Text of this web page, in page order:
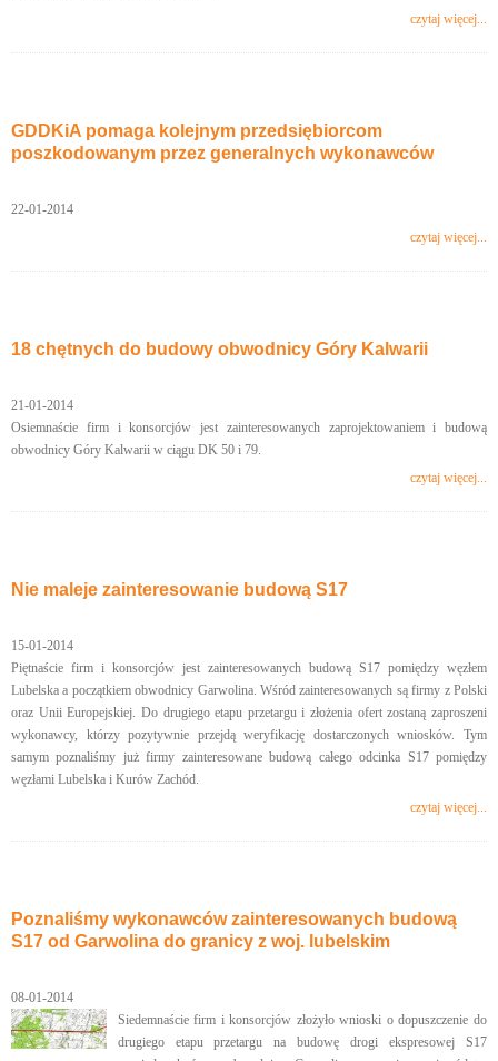
czytaj więcej...
GDDKiA pomaga kolejnym przedsiębiorcom
poszkodowanym przez generalnych wykonawców
22-01-2014
czytaj więcej...
18 chętnych do budowy obwodnicy Góry Kalwarii
21-01-2014
Osiemnaście firm i konsorcjów jest zainteresowanych zaprojektowaniem i budową
obwodnicy Góry Kalwarii w ciągu DK 50 i 79.
czytaj więcej...
Nie maleje zainteresowanie budową S17
15-01-2014
Piętnaście firm i konsorcjów jest zainteresowanych budową S17 pomiędzy węzłem
Lubelska a początkiem obwodnicy Garwolina. Wśród zainteresowanych są firmy z Polski
oraz Unii Europejskiej. Do drugiego etapu przetargu i złożenia ofert zostaną zaproszeni
wykonawcy, którzy pozytywnie przejdą weryfikację dostarczonych wniosków. Tym
samym poznaliśmy już firmy zainteresowane budową całego odcinka S17 pomiędzy
węzłami Lubelska i Kurów Zachód.
czytaj więcej...
Poznaliśmy wykonawców zainteresowanych budową
S17 od Garwolina do granicy z woj. lubelskim
08-01-2014
Siedemnaście firm i konsorcjów złożyło wnioski o dopuszczenie do
drugiego etapu przetargu na budowę drogi ekspresowej S17